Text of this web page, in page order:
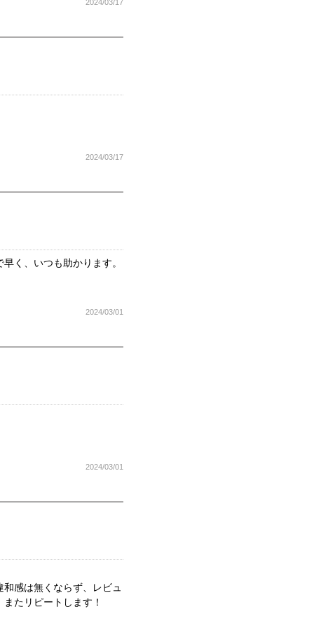
2024/03/17
2024/03/17
く、いつも助かります。
2024/03/01
2024/03/01
感は無くならず、レビュ
たリピートします！